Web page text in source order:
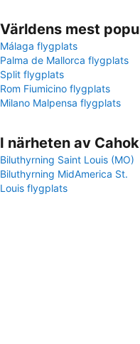
Världens mest
Málaga flygplats
Palma de Mallorca flygplats
Split flygplats
Rom Fiumicino flygplats
Milano Malpensa flygplats
I närheten av
Biluthyrning Saint Louis (MO)
Biluthyrning MidAmerica St.
Louis flygplats